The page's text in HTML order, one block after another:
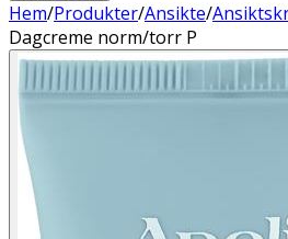
Hem/Produkter/Ansikte/
Dagcreme norm/torr P